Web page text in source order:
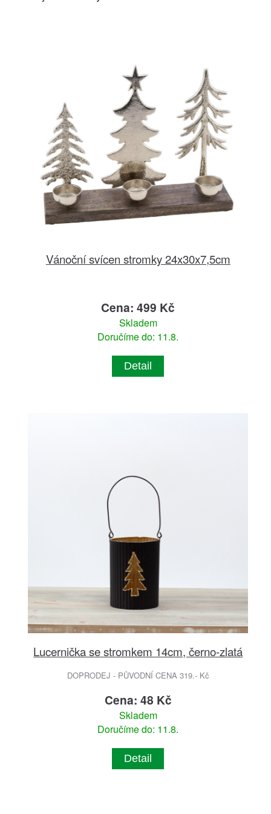
Vánoční svícen stromky 24x30x7,5cm
Cena: 499 Kč
Skladem
Doručíme do: 11.8.
Detail
Lucernička se stromkem 14cm, černo-zlatá
DOPRODEJ - PŮVODNÍ CENA 319.- Kč
Cena: 48 Kč
Skladem
Doručíme do: 11.8.
Detail